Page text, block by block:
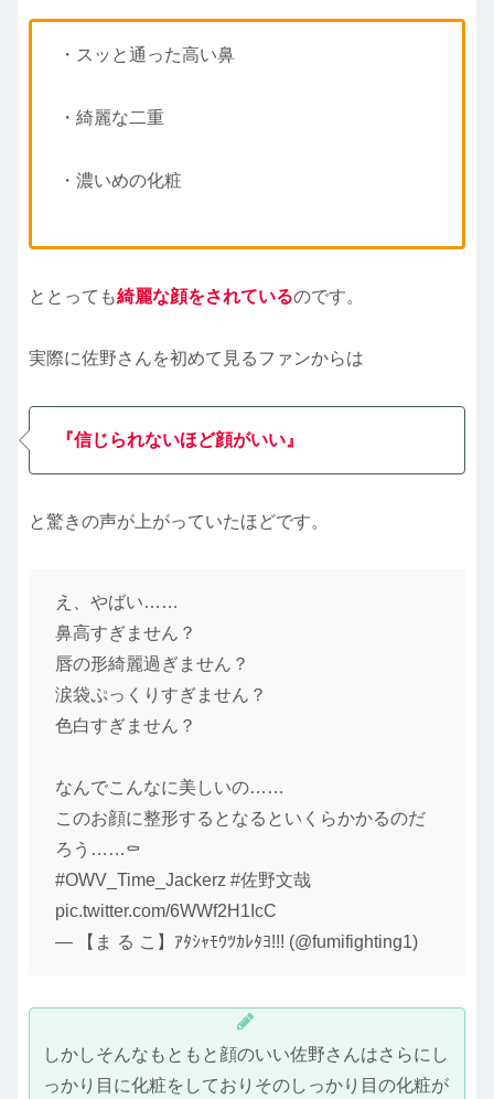
・スッと通った高い鼻
・綺麗な二重
・濃いめの化粧
ととっても綺麗な顔をされているのです。
実際に佐野さんを初めて見るファンからは
『信じられないほど顔がいい』
と驚きの声が上がっていたほどです。
え、やばい……
鼻高すぎません？
唇の形綺麗過ぎません？
涙袋ぷっくりすぎません？
色白すぎません？
なんでこんなに美しいの……
このお顔に整形するとなるといくらかかるのだ
ろう……⚰️
#OWV_Time_Jackerz #佐野文哉
pic.twitter.com/6WWf2H1IcC
— 【ま る こ】ｱﾀｼｬﾓｳﾂｶﾚﾀﾖ!!! (@fumifighting1)
しかしそんなもともと顔のいい佐野さんはさらにし
っかり目に化粧をしておりそのしっかり目の化粧が